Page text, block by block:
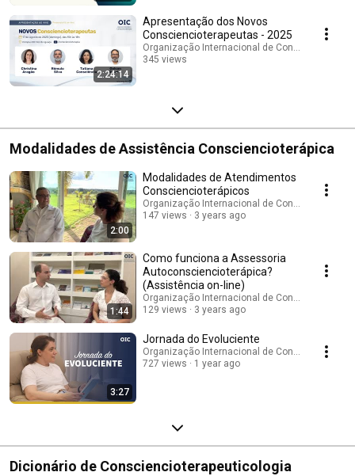
2:24:14
Apresentação dos Novos
Consciencioterapeutas - 2025
Organização Internacional de
345 views
Modalidades de Assistência Consciencioterápica
2:00
Modalidades de Atendimentos
Consciencioterápicos
Organização Internacional de
147 views
3 years ago
1:44
Como funciona a Assessoria
Autoconsciencioterápica?
(Assistência on-line)
Organização Internacional de
129 views
3 years ago
3:27
Jornada do Evoluciente
Organização Internacional de
727 views
1 year ago
Dicionário de Consciencioterapeuticologia